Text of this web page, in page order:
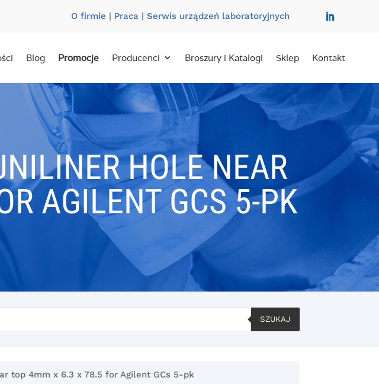
O firmie | Praca| Serwis urządzeń laboratoryjnych
Blog Promocje Producenci Broszury i Katalogi Sklep Kontakt
HOLE NEAR
AGILENT GCS 5-PK
SZUKAJ
top 4mm x 6.3 x 78.5 for Agilent GCs 5-pk